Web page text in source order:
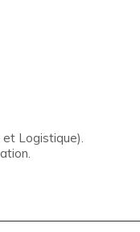
Logistique).